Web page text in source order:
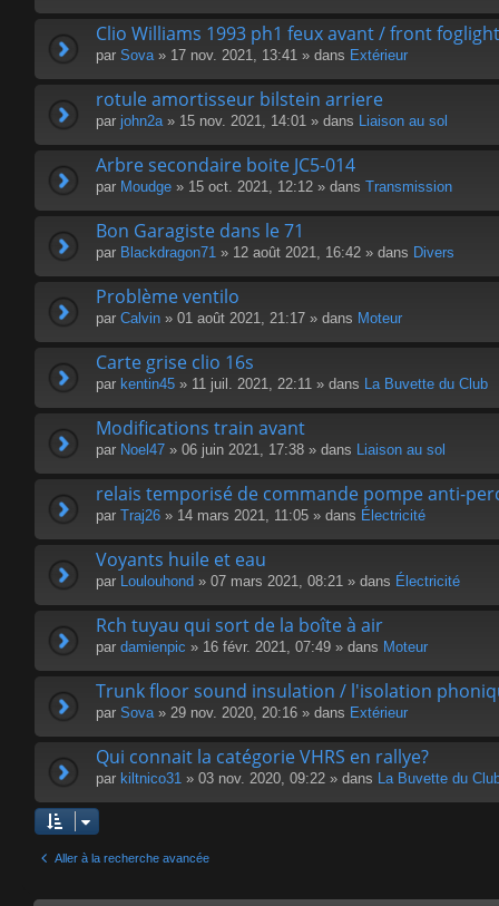
Clio Williams 1993 ph1 feux avant / front
par Sova» 17 nov. 2021, 13:41 » dans Extérieur
rotule amortisseur bilstein arriere
par john2a» 15 nov. 2021, 14:01 » dans Liaison au sol
Arbre secondaire boite JC5-014
par Moudge » 15 oct. 2021, 12:12 » dans Transmission
Bon Garagiste dans le 71
par Blackdragon71 » 12 août 2021, 16:42 » dans Divers
Problème ventilo
par Calvin » 01 août 2021, 21:17 » dans Moteur
Carte grise clio 16s
par kentin45 » 11 juil. 2021, 22:11 » dans La Buvette du Club
Modifications train avant
par Noel47 » 06 juin 2021, 17:38 » dans Liaison au sol
relais temporisé de commande pompe anti-
par Traj26 » 14 mars 2021, 11:05 » dans Électricité
Voyants huile et eau
par Loulouhond » 07 mars 2021, 08:21 » dans Électricité
Rch tuyau qui sort de la boîte à air
par damienpic » 16 févr. 2021, 07:49 » dans Moteur
Trunk floor sound insulation / l'isolation
par Sova» 29 nov. 2020, 20:16 » dans Extérieur
Qui connait la catégorie VHRS en rallye?
par kiltnico31 » 03 nov. 2020, 09:22 » dans La Buvette du
Aller à la recherche avancée